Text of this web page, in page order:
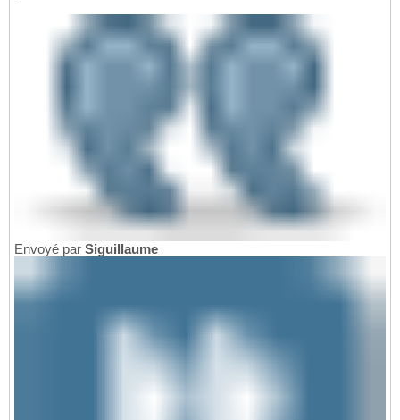
Envoyé par Siguillaume